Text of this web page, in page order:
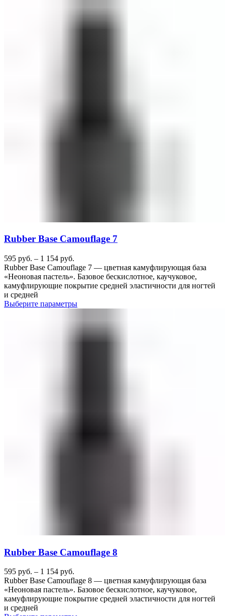
Rubber Base Camouflage 7
595 руб. – 1 154 руб.
Rubber Base Camouflage 7 — цветная камуфлирующая база
«Неоновая пастель». Базовое бескислотное, каучуковое,
камуфлирующие покрытие средней эластичности для ногтей
и средней
Выберите параметры
Rubber Base Camouflage 8
595 руб. – 1 154 руб.
Rubber Base Camouflage 8 — цветная камуфлирующая база
«Неоновая пастель». Базовое бескислотное, каучуковое,
камуфлирующие покрытие средней эластичности для ногтей
и средней